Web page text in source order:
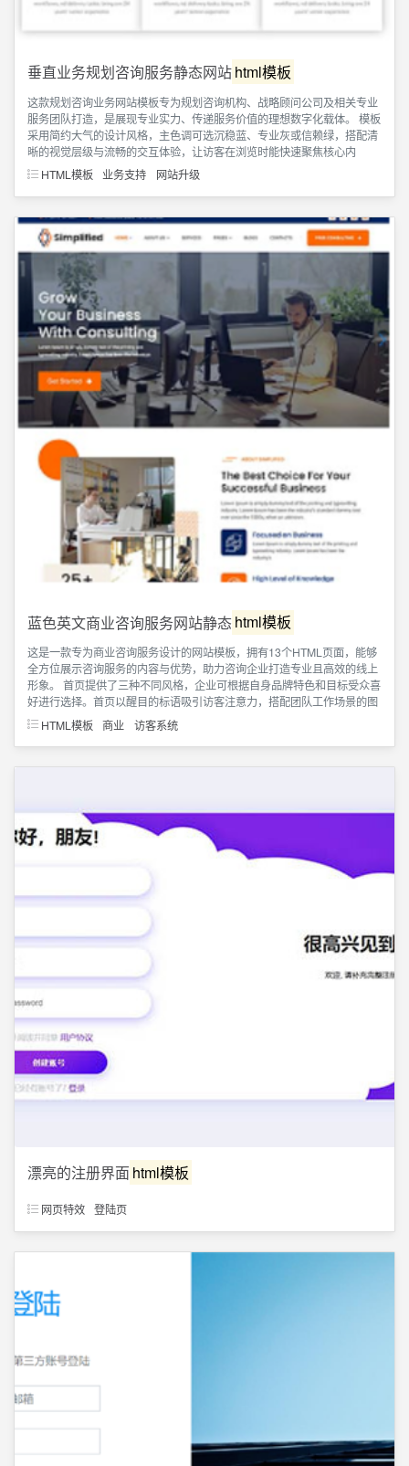
垂直业务规划咨询服务静态网站html模板
这款规划咨询业务网站模板专为规划咨询机构、战略顾问公司及相关专业
服务团队打造，是展现专业实力、传递服务价值的理想数字化载体。​ 模板
采用简约大气的设计风格，主色调可选沉稳蓝、专业灰或信赖绿，搭配清
晰的视觉层级与流畅的交互体验，让访客在浏览时能快速聚焦核心内
HTML模板
业务支持 网站升级
蓝色英文商业咨询服务网站静态html模板
这是一款专为商业咨询服务设计的网站模板，拥有13个HTML页面，能够
全方位展示咨询服务的内容与优势，助力咨询企业打造专业且高效的线上
形象。 首页提供了三种不同风格，企业可根据自身品牌特色和目标受众喜
好进行选择。首页以醒目的标语吸引访客注意力，搭配团队工作场景的图
HTML模板
商业 访客系统
漂亮的注册界面 html模板
网页特效 登陆页